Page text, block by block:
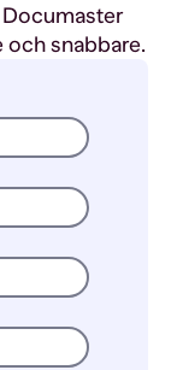
och snabbare.